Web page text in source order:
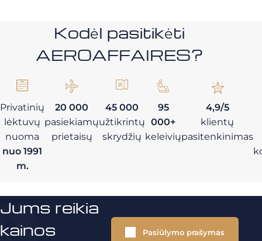
Kodėl pasitikėti
AEROAFFAIRES?
Privatinių
lėktuvų
nuoma
nuo 1991
m.
20 000
pasiekiamų
prietaisų
45 000
užtikrintų
skrydžių
95
000+
keleivių
4,9/5
klientų
pasitenkinimas
Jums reikia
kainos
Pasiūlymo prašymas